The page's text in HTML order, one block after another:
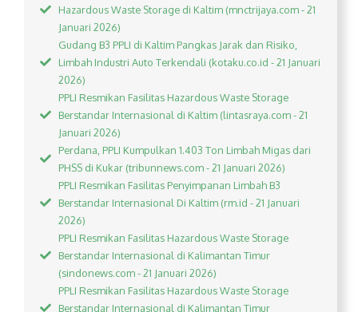
Hazardous Waste Storage di Kaltim (mnctrijaya.com - 21
Januari 2026)
Gudang B3 PPLI di Kaltim Pangkas Jarak dan Risiko,
Limbah Industri Auto Terkendali (kotaku.co.id - 21 Januari
2026)
PPLI Resmikan Fasilitas Hazardous Waste Storage
Berstandar Internasional di Kaltim (lintasraya.com - 21
Januari 2026)
Perdana, PPLI Kumpulkan 1.403 Ton Limbah Migas dari
PHSS di Kukar (tribunnews.com - 21 Januari 2026)
PPLI Resmikan Fasilitas Penyimpanan Limbah B3
Berstandar Internasional Di Kaltim (rm.id - 21 Januari
2026)
PPLI Resmikan Fasilitas Hazardous Waste Storage
Berstandar Internasional di Kalimantan Timur
(sindonews.com - 21 Januari 2026)
PPLI Resmikan Fasilitas Hazardous Waste Storage
Berstandar Internasional di Kalimantan Timur